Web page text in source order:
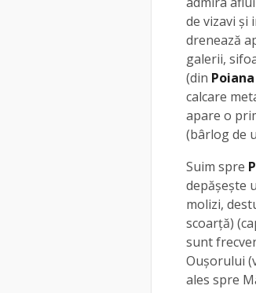
de vizavi şi
drenează
galerii,
(din
calcare
apare o
(bârlog de
Suim spre
depăşeşte
molizi,
scoarță)
sunt
Ouşorului
ales spre